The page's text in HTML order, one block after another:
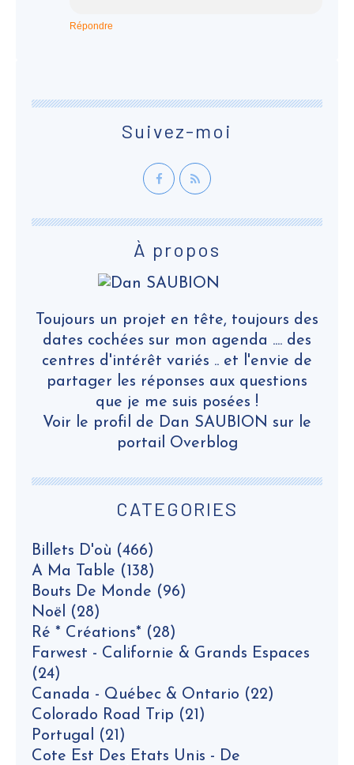
Répondre
CATEGORIES
Billets D'où (466)
A Ma Table (138)
Bouts De Monde (96)
Noël (28)
Ré * Créations* (28)
Farwest - Californie & Grands Espaces
(24)
Canada - Québec & Ontario (22)
Colorado Road Trip (21)
Portugal (21)
Cote Est Des Etats Unis - De
Suivez-moi
À propos
Toujours un projet en tête, toujours des
dates cochées sur mon agenda .... des
centres d'intérêt variés .. et l'envie de
partager les réponses aux questions
que je me suis posées !
Voir le profil de Dan SAUBION sur le
portail Overblog